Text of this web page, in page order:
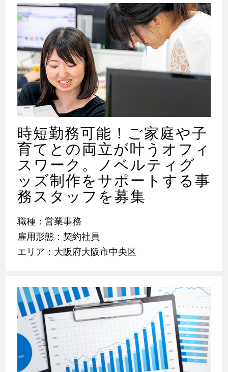
時短勤務可能！ご家庭や子
育てとの両立が叶うオフィ
スワーク。ノベルティグ
ッズ制作をサポートする事
務スタッフを募集
職種：営業事務
雇用形態：契約社員
エリア：大阪府大阪市中央区